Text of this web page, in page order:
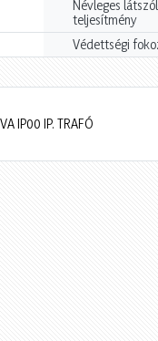
Névleges
teljesítmény
Védettségi
IP00 IP. TRAFÓ